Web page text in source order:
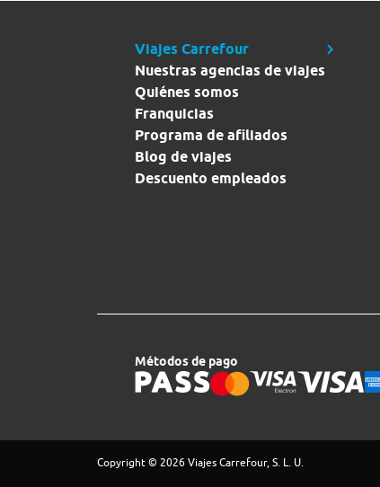
Viajes Carrefour
Nuestras agencias de viajes
Quiénes somos
Franquicias
Programa de afiliados
Blog de viajes
Descuento empleados
Métodos de pago
Copyright © 2026 Viajes Carrefour, S. L. U.